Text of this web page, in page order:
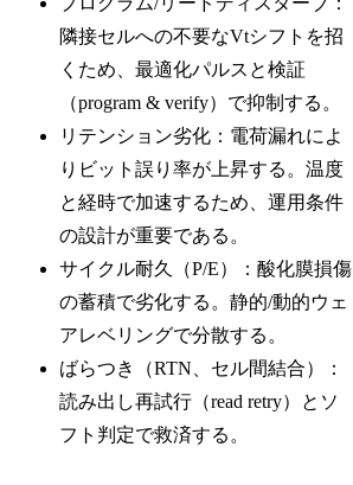
隣接セルへの不要なVtシフトを招
くため、最適化パルスと検証
（program & verify）で抑制する。
リテンション劣化：電荷漏れによ
りビット誤り率が上昇する。温度
と経時で加速するため、運用条件
の設計が重要である。
サイクル耐久（P/E）：酸化膜損傷
の蓄積で劣化する。静的/動的ウェ
アレベリングで分散する。
ばらつき（RTN、セル間結合）：
読み出し再試行（read retry）とソ
フト判定で救済する。